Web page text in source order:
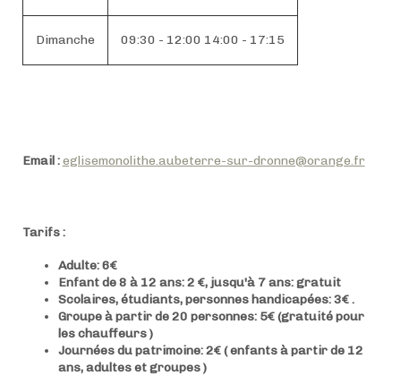
Dimanche 09:30 - 12:00 14:00 - 17:15
Email :eglisemonolithe.aubeterre-sur-dronne@orange.fr
Tarifs :
Adulte: 6€
Enfant de 8 à 12 ans: 2 €, jusqu'à 7 ans: gratuit
Scolaires, étudiants, personnes handicapées: 3€ .
Groupe à partir de 20 personnes: 5€ (gratuité pour
les chauffeurs )
Journées du patrimoine: 2€ ( enfants à partir de 12
ans, adultes et groupes )